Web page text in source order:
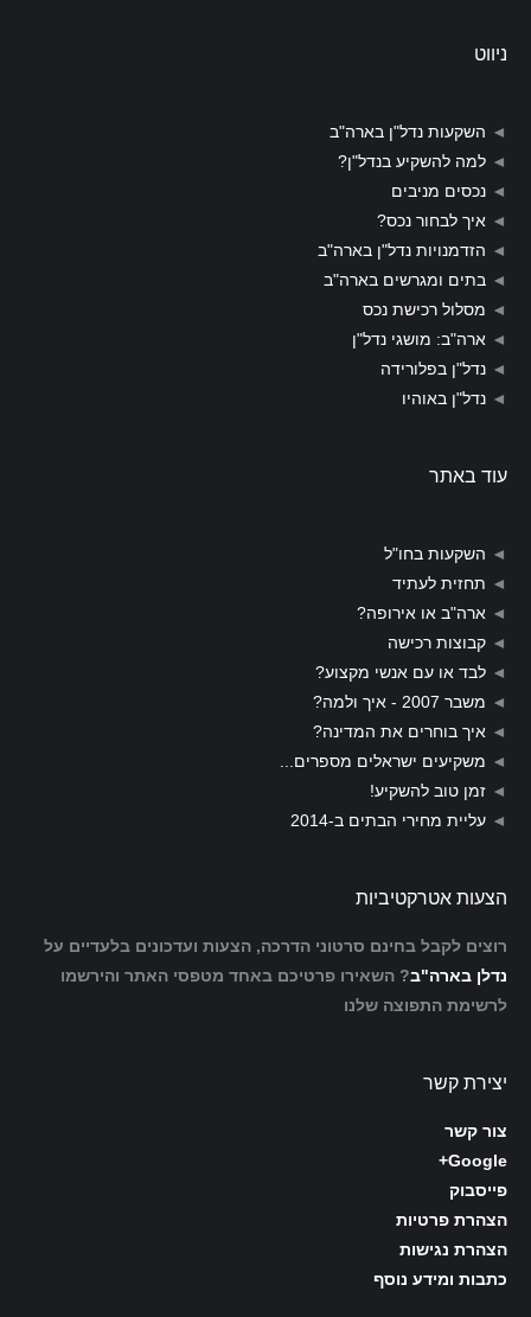
ניווט
◄ השקעות נדל"ן בארה"ב
◄ למה להשקיע בנדל"ן?
◄ נכסים מניבים
◄ איך לבחור נכס?
◄ הזדמנויות נדל"ן בארה"ב
◄ בתים ומגרשים בארה"ב
◄ מסלול רכישת נכס
◄ ארה"ב: מושגי נדל"ן
◄ נדל"ן בפלורידה
◄ נדל"ן באוהיו
עוד באתר
◄ השקעות בחו"ל
◄ תחזית לעתיד
◄ ארה"ב או אירופה?
◄ קבוצות רכישה
◄ לבד או עם אנשי מקצוע?
◄ משבר 2007 - איך ולמה?
◄ איך בוחרים את המדינה?
◄ משקיעים ישראלים מספרים...
◄ זמן טוב להשקיע!
◄ עליית מחירי הבתים ב-2014
הצעות אטרקטיביות
רוצים לקבל בחינם סרטוני הדרכה, הצעות ועדכונים בלעדיים על
נדלן בארה"ב? השאירו פרטיכם באחד מטפסי האתר והירשמו
לרשימת התפוצה שלנו
יצירת קשר
צור קשר
Google+
פייסבוק
הצהרת פרטיות
הצהרת נגישות
כתבות ומידע נוסף